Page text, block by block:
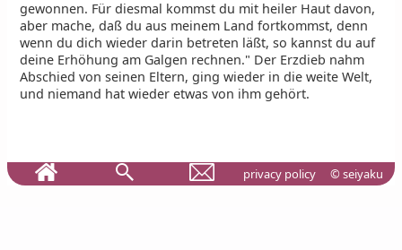
gewonnen. Für diesmal kommst du mit heiler Haut davon,
aber mache, daß du aus meinem Land fortkommst, denn
wenn du dich wieder darin betreten läßt, so kannst du auf
deine Erhöhung am Galgen rechnen." Der Erzdieb nahm
Abschied von seinen Eltern, ging wieder in die weite Welt,
und niemand hat wieder etwas von ihm gehört.
privacy policy © seiyaku